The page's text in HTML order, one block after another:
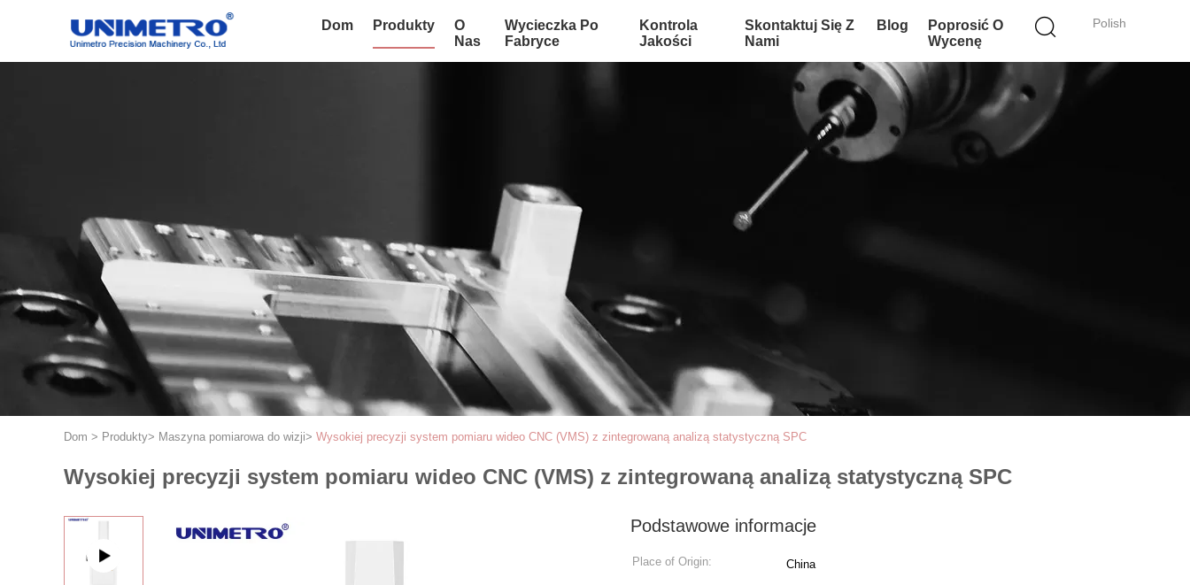
Polish
Dom Produkty
O
Nas
Wycieczka Po
Fabryce
Kontrola
Jakości
Skontaktuj Się Z
Nami
Blog
Poprosić O
Wycenę
Dom > Produkty> Maszyna pomiarowa do wizji> Wysokiej precyzji system pomiaru wideo CNC (VMS) z zintegrowaną analizą statystyczną SPC
Wysokiej precyzji system pomiaru wideo CNC (VMS) z zintegrowaną analizą statystyczną SPC
Podstawowe informacje
Place of Origin: China